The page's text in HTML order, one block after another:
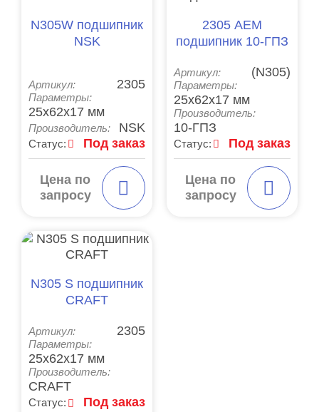
N305W подшипник
NSK
Артикул: 2305
Параметры:
25x62x17 мм
Производитель: NSK
Статус: Под заказ
Цена по
запросу
2305 АЕМ
подшипник 10-ГПЗ
Артикул: (N305)
Параметры:
25x62x17 мм
Производитель:
10-ГПЗ
Статус: Под заказ
Цена по
запросу
N305 S подшипник
CRAFT
Артикул: 2305
Параметры:
25x62x17 мм
Производитель:
CRAFT
Статус: Под заказ